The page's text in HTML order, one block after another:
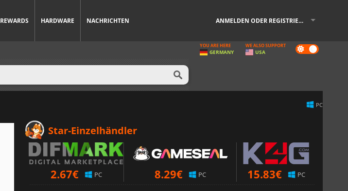
REWARDS HARDWARE NACHRICHTEN ANMELDEN ODER REGISTRIEREN
Dark
mode
YOU ARE HERE
GERMANY
WE ALSO SUPPORT
USA
PC
Star-Einzelhändler
2.67€ PC 8.29€ PC 15.83€ PC